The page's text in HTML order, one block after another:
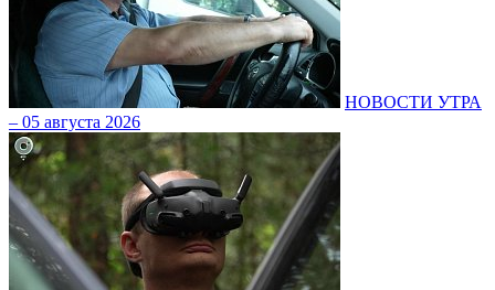
НОВОСТИ УТРА
– 05 августа 2026